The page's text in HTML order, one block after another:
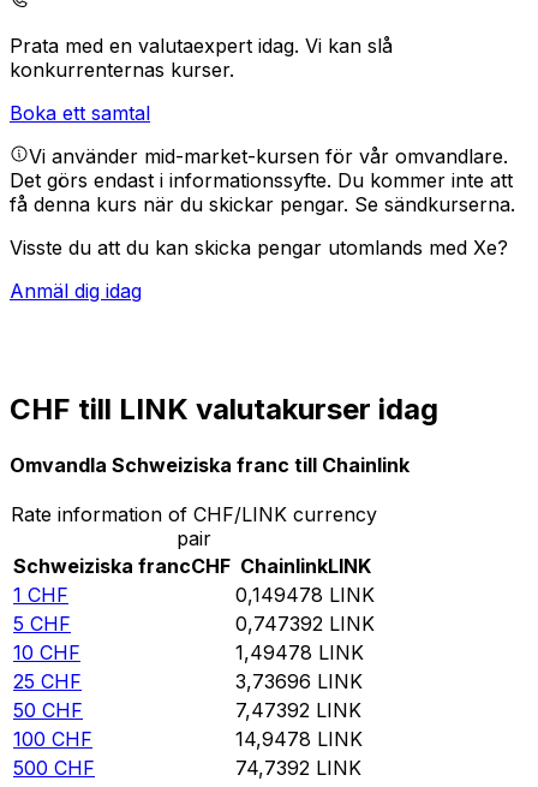
Prata med en valutaexpert idag. Vi kan slå
konkurrenternas kurser.
Boka ett samtal
Vi använder mid-market-kursen för vår omvandlare.
Det görs endast i informationssyfte. Du kommer inte att
få denna kurs när du skickar pengar. Se sändkurserna.
Visste du att du kan skicka pengar utomlands med Xe?
Anmäl dig idag
CHF till LINK valutakurser idag
Omvandla Schweiziska franc till Chainlink
Rate information of CHF/LINK currency
pair
Schweiziska francCHF ChainlinkLINK
1 CHF 0,149478 LINK
5 CHF 0,747392 LINK
10 CHF 1,49478 LINK
25 CHF 3,73696 LINK
50 CHF 7,47392 LINK
100 CHF 14,9478 LINK
500 CHF 74,7392 LINK